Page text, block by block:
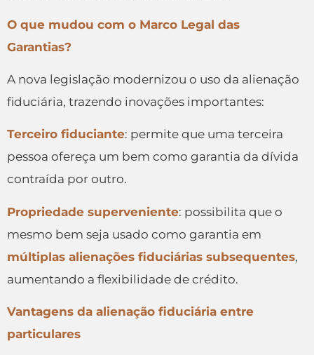
O que mudou com o Marco Legal das
Garantias?
A nova legislação modernizou o uso da alienação
fiduciária, trazendo inovações importantes:
Terceiro fiduciante: permite que uma terceira
pessoa ofereça um bem como garantia da dívida
contraída por outro.
Propriedade superveniente: possibilita que o
mesmo bem seja usado como garantia em
múltiplas alienações fiduciárias subsequentes,
aumentando a flexibilidade de crédito.
Vantagens da alienação fiduciária entre
particulares